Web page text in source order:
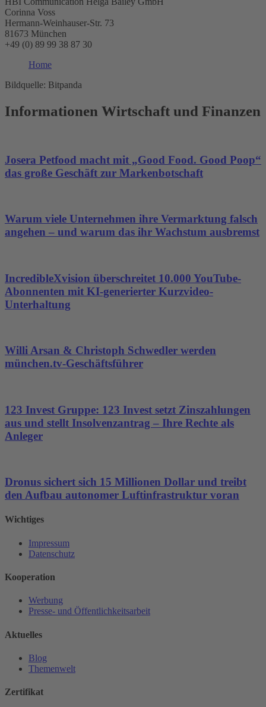
Corinna Voss
Hermann-Weinhauser-Str. 73
81673 München
+49 (0) 89 99 38 87 30
Home
Bildquelle: Bitpanda
Informationen Wirtschaft und Finanzen
Josera Petfood macht mit „Good Food. Good Poop“
das große Geschäft zur Markenbotschaft
Warum viele Unternehmen ihre Vermarktung falsch
angehen – und warum das ihr Wachstum ausbremst
IncredibleXvision überschreitet 10.000 YouTube-
Abonnenten mit KI-generierter Kurzvideo-
Unterhaltung
Willi Arsan & Christoph Schwedler werden
münchen.tv-Geschäftsführer
123 Invest Gruppe: 123 Invest setzt Zinszahlungen
aus und stellt Insolvenzantrag – Ihre Rechte als
Anleger
Dronus sichert sich 15 Millionen Dollar und treibt
den Aufbau autonomer Luftinfrastruktur voran
Wichtiges
Impressum
Datenschutz
Kooperation
Werbung
Presse- und Öffentlichkeitsarbeit
Aktuelles
Blog
Themenwelt
Zertifikat